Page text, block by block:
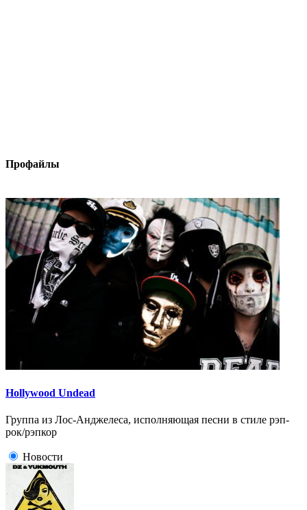
Профайлы
Hollywood Undead
Группа из Лос-Анджелеса, исполняющая песни в стиле рэп-
рок/рэпкор
Новости